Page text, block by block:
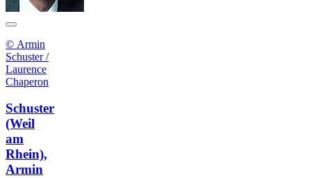
© Armin
Schuster /
Laurence
Chaperon
Schuster
(Weil
am
Rhein),
Armin